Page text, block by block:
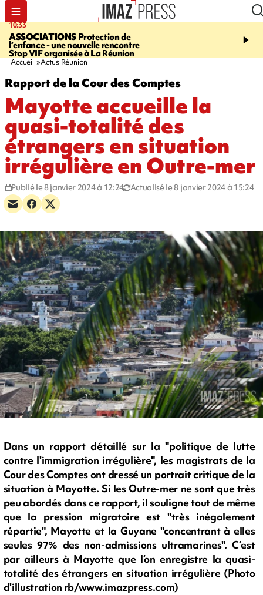
10:33
ASSOCIATIONSProtection de
l’enfance - une nouvelle rencontre
Stop VIF organisée à La Réunion
15:03
Vaste feu
l'ouest du pays, 20.000
Accueil Actus Réunion
Rapport de la Cour des Comptes
Mayotte accueille la
quasi-totalité des
étrangers en situation
irrégulière en Outre-mer
Publié le 8 janvier 2024 à 12:24 Actualisé le 8 janvier 2024 à 15:24
Dans un rapport détaillé sur la "politique de lutte
contre l'immigration irrégulière", les magistrats de la
Cour des Comptes ont dressé un portrait critique de la
situation à Mayotte. Si les Outre-mer ne sont que très
peu abordés dans ce rapport, il souligne tout de même
que la pression migratoire est "très inégalement
répartie", Mayotte et la Guyane "concentrant à elles
seules 97% des non-admissions ultramarines". C’est
par ailleurs à Mayotte que l’on enregistre la quasi-
totalité des étrangers en situation irrégulière (Photo
d'illustration rb/www.imazpress.com)